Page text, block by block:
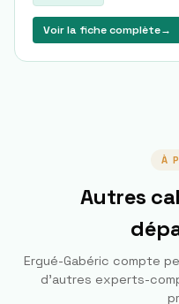
Voir la fiche complète→
À
Autres
Ergué-Gabéric compte
d'autres experts-